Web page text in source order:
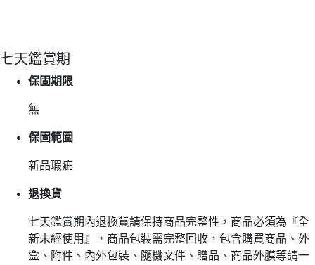
七天鑑賞期
保固期限
無
保固範圍
新品瑕疵
退換貨
七天鑑賞期內退換貨請保持商品完整性，商品必須為『全
新未經使用』，商品包裝需完整回收，包含購買商品、外
盒、附件、內外包裝、隨機文件、贈品、商品外膜等請一